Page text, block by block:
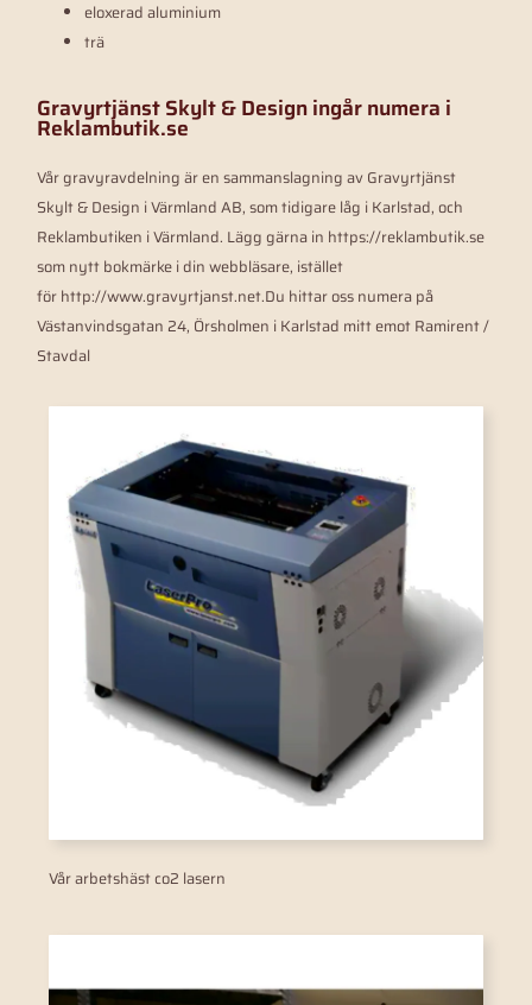
eloxerad aluminium
trä
Gravyrtjänst Skylt & Design ingår numera i
Reklambutik.se
Vår gravyravdelning är en sammanslagning av Gravyrtjänst
Skylt & Design i Värmland AB, som tidigare låg i Karlstad, och
Reklambutiken i Värmland. Lägg gärna in https://reklambutik.se
som nytt bokmärke i din webbläsare, istället
för http://www.gravyrtjanst.net.Du hittar oss numera på
Västanvindsgatan 24, Örsholmen i Karlstad mitt emot Ramirent /
Stavdal
Vår arbetshäst co2 lasern